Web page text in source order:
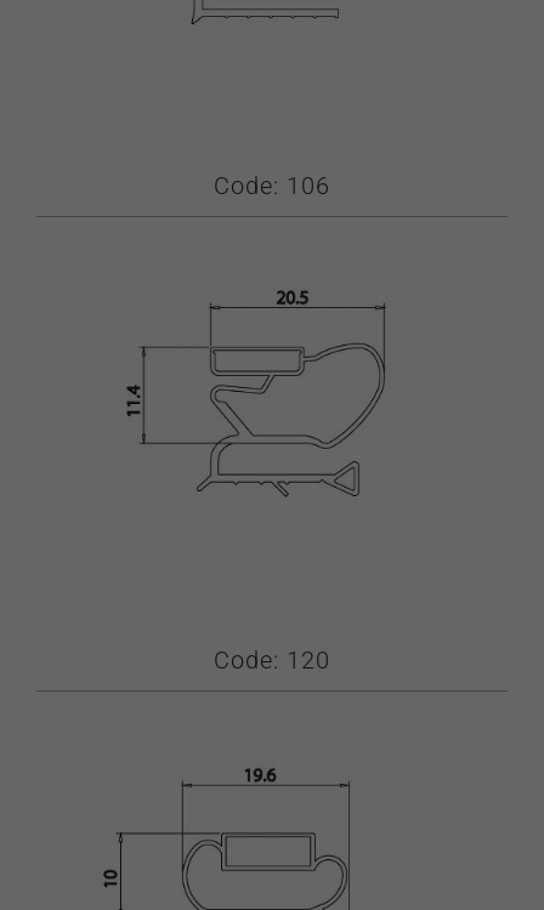
Code: 106
Code: 120